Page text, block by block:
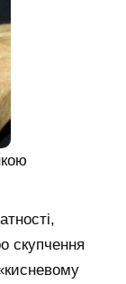
скупчення